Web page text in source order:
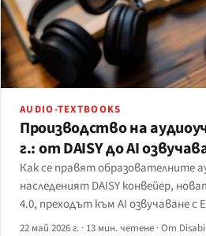
AUDIO-TEXTBOOKS
Производство на
г.: от DAISY до AI
Как се правят образователните
наследеният DAISY конвейер,
4.0, преходът към AI озвучаване с
компромисът цена–качество,
22 май 2026 г. · 13 мин. четене ·От